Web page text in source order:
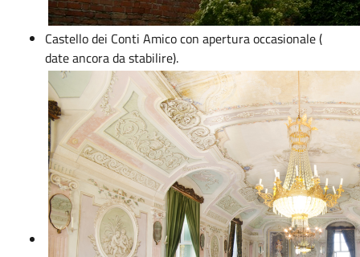
Castello dei Conti Amico con apertura occasionale (
date ancora da stabilire).